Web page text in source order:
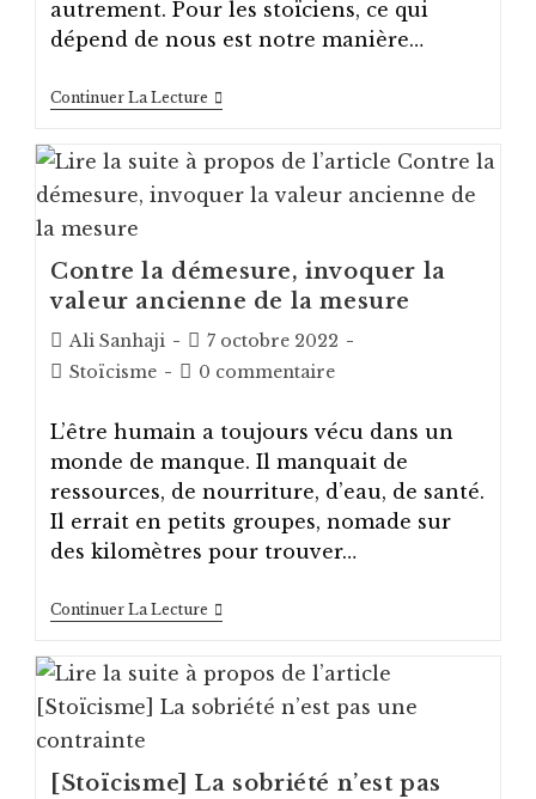
autrement. Pour les stoïciens, ce qui
dépend de nous est notre manière…
Continuer La Lecture [Stoïcisme]
Il
Toujours
Agir,
Si
Le
Permet
Contre la démesure, invoquer la
valeur ancienne de la mesure
Auteur/autrice
de
Ali Sanhaji
Post
published:
7 octobre 2022
PostStoïcisme
Post0 commentaire
L’être humain a toujours vécu dans un
monde de manque. Il manquait de
ressources, de nourriture, d’eau, de santé.
Il errait en petits groupes, nomade sur
des kilomètres pour trouver…
Continuer La Lecture Contre
La
Invoquer
La
Valeur
Mesure
[Stoïcisme] La sobriété n’est pas